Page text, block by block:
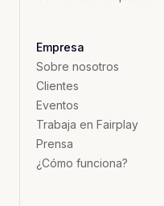
Empresa
Sobre nosotros
Clientes
Eventos
Trabaja en Fairplay
Prensa
¿Cómo funciona?